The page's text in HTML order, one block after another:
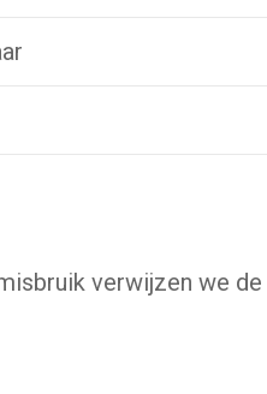
verwijzen we de